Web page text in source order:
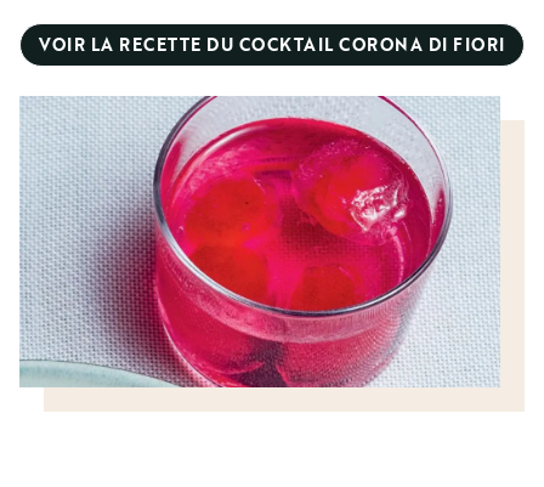
VOIR LA RECETTE DU COCKTAIL CORONA DI FIORI